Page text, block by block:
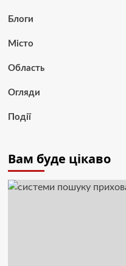
Блоги
Місто
Область
Огляди
Події
Вам буде цікаво